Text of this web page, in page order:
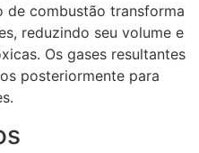
de combustão transforma
reduzindo seu volume e
Os gases resultantes
posteriormente para